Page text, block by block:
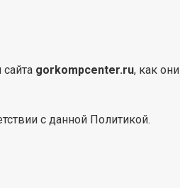
gorkompcenter.ru, как они
с данной Политикой.